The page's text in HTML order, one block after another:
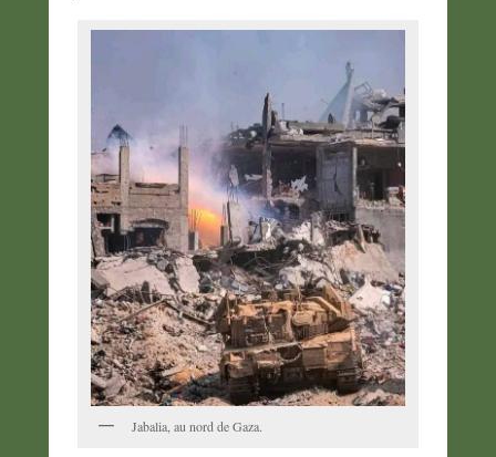
Jabalia, au nord de Gaza.